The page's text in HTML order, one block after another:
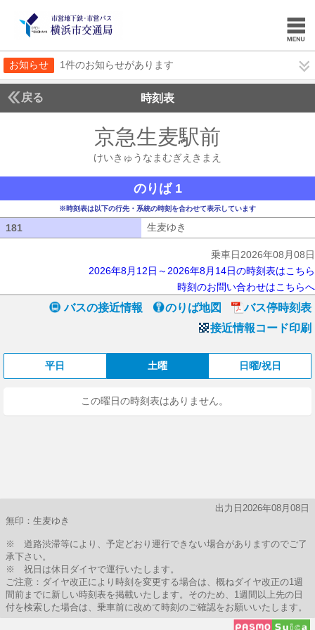
お知らせ 1件のお知らせがあります
戻る 時刻表
京急生麦駅前
けいきゅうなまむぎえきまえ
のりば 1
※時刻表は以下の行先・系統の時刻を合わせて表示しています
181 生麦ゆき
乗車日2026年08月08日
2026年8月12日～2026年8月14日の時刻表はこちら
時刻のお問い合わせはこちらへ
バスの接近情報 のりば地図
バス停時刻表
接近情報コード印刷
平日 土曜 日曜/祝日
この曜日の時刻表はありません。
出力日2026年08月08日
無印：生麦ゆき
※ 道路渋滞等により、予定どおり運行できない場合がありますのでご了
承下さい。
※ 祝日は休日ダイヤで運行いたします。
ご注意：ダイヤ改正により時刻を変更する場合は、概ねダイヤ改正の1週
間前までに新しい時刻表を掲載いたします。そのため、1週間以上先の日
付を検索した場合は、乗車前に改めて時刻のご確認をお願いいたします。